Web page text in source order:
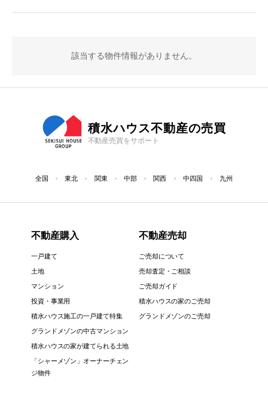
該当する物件情報がありません。
積水ハウス不動産の売買
不動産売買をサポート
全国 東北 関東 中部 関西 中四国 九州
不動産購入
一戸建て
土地
マンション
投資・事業用
積水ハウス施工の一戸建て特集
グランドメゾンの中古マンション
積水ハウスの家が建てられる土地
「シャーメゾン」オーナーチェン
ジ物件
不動産売却
ご売却について
売却査定・ご相談
ご売却ガイド
積水ハウスの家のご売却
グランドメゾンのご売却